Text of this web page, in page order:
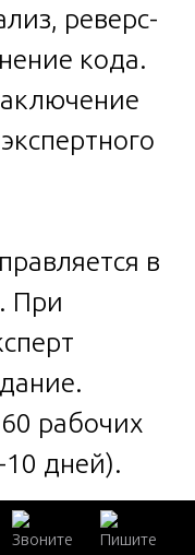
реверс-
кода.
в
При
рабочих
дней).